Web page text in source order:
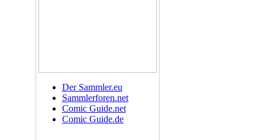
Der Sammler.eu
Sammlerforen.net
Comic Guide.net
Comic Guide.de